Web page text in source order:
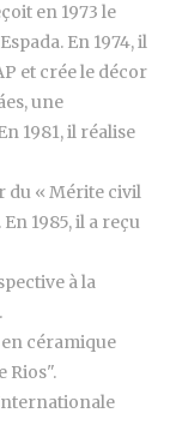
en 1973 le
En 1974, il
et crée le décor
une
1981, il réalise
du « Mérite civil
1985, il a reçu
à la
en céramique
Rios".